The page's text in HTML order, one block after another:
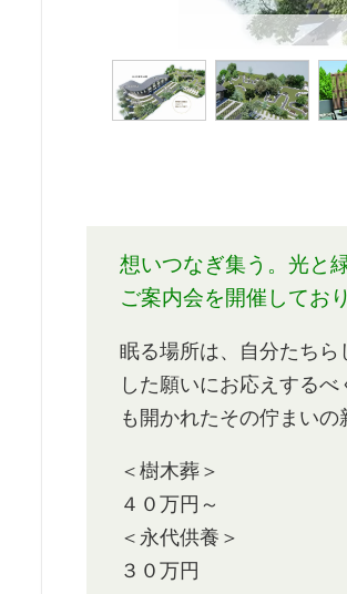
想いつなぎ集う。光と
ご案内会を開催してお
眠る場所は、自分たちら
した願いにお応えする
も開かれたその佇まい
＜樹木葬＞
４０万円～
＜永代供養＞
３０万円